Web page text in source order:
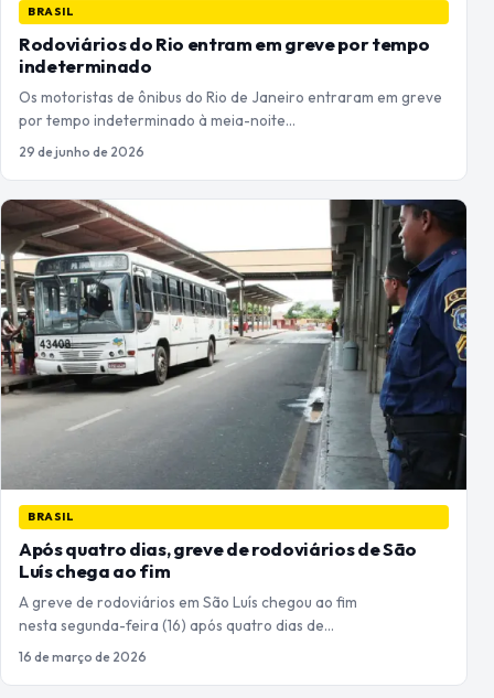
BRASIL
Rodoviários do Rio entram em greve por tempo
indeterminado
Os motoristas de ônibus do Rio de Janeiro entraram em greve
por tempo indeterminado à meia-noite…
29 de junho de 2026
BRASIL
Após quatro dias, greve de rodoviários de São
Luís chega ao fim
A greve de rodoviários em São Luís chegou ao fim
nesta segunda-feira (16) após quatro dias de…
16 de março de 2026